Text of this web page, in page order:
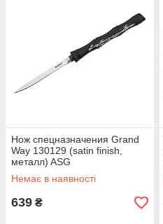
Нож спецназначения Grand
Way 130129 (satin finish,
металл) ASG
Немає в наявності
639 ₴